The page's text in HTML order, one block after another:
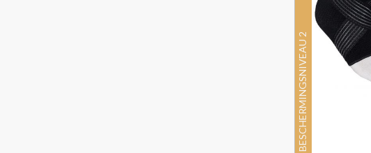
BESCHERMINGSNIVEAU 2